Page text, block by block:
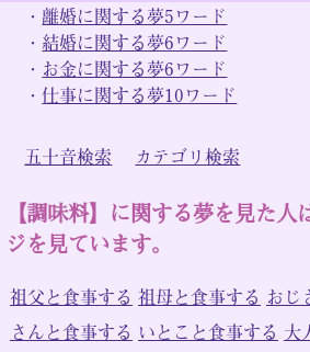
・ 離婚に関する夢5ワード
・ 結婚に関する夢6ワード
・ お金に関する夢6ワード
・仕事に関する夢10ワード
五十音検索 カテゴリ検索
【調味料】に関する夢を見た
ジを見ています。
祖父と食事する 祖母と食事する おじ
さんと食事する いとこと食事する 大